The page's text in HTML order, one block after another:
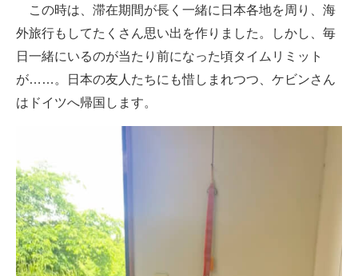
この時は、滞在期間が長く一緒に日本各地を周り、海
外旅行もしてたくさん思い出を作りました。しかし、毎
日一緒にいるのが当たり前になった頃タイムリミット
が……。日本の友人たちにも惜しまれつつ、ケビンさん
はドイツへ帰国します。